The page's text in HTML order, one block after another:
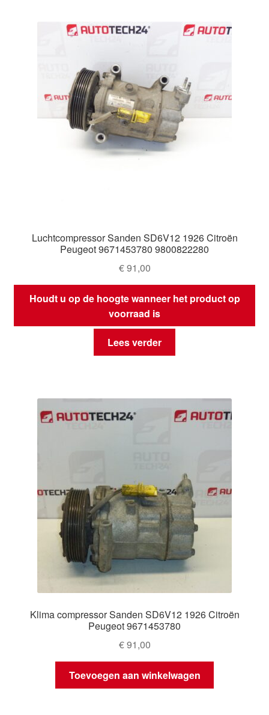
Luchtcompressor Sanden SD6V12 1926 Citroën
Peugeot 9671453780 9800822280
€91,00
Houdt u op de hoogte wanneer het product op
voorraad is
Lees verder
Klima compressor Sanden SD6V12 1926 Citroën
Peugeot 9671453780
€91,00
Toevoegen aan winkelwagen